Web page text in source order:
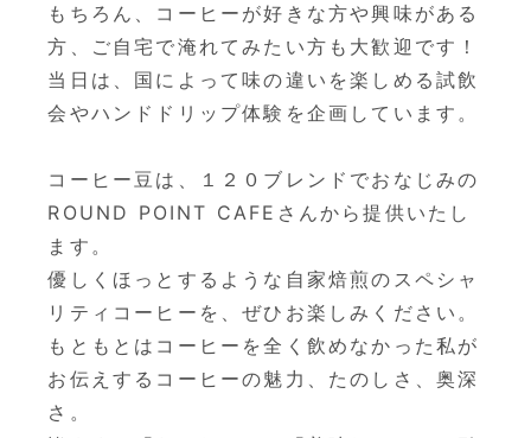
もちろん、コーヒーが好きな方や興味がある
方、ご自宅で淹れてみたい方も大歓迎です！
当日は、国によって味の違いを楽しめる試飲
会やハンドドリップ体験を企画しています。
コーヒー豆は、１２０ブレンドでおなじみの
ROUND POINT CAFEさんから提供いたし
ます。
優しくほっとするような自家焙煎のスペシャ
リティコーヒーを、ぜひお楽しみください。
もともとはコーヒーを全く飲めなかった私が
お伝えするコーヒーの魅力、たのしさ、奥深
さ。